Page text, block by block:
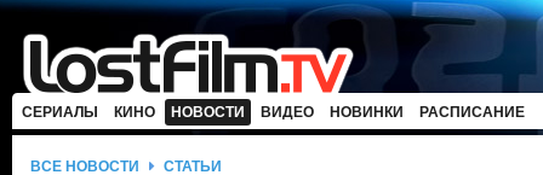
СЕРИАЛЫ КИНО НОВОСТИ ВИДЕО НОВИНКИ РАСПИСАНИЕ
ВСЕ НОВОСТИ СТАТЬИ